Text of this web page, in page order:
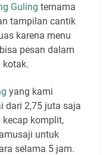
Guling ternama
tampilan cantik
karena menu
pesan dalam
kotak.
yang kami
dari 2,75 juta saja
kecap komplit,
untuk
selama 5 jam.